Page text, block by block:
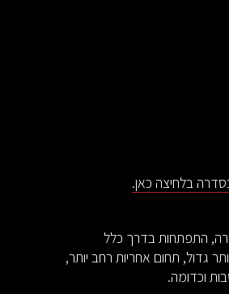
בלחיצה כאן.
התפתחות בדרך כלל
גדול, תחום אחריות רחב יותר,
וכדומה.